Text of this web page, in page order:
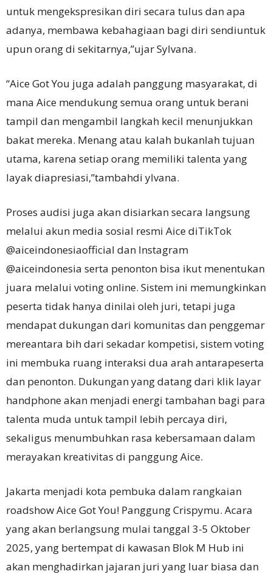
untuk mengekspresikan diri secara tulus dan apa
adanya, membawa kebahagiaan bagi diri sendiuntuk
upun orang di sekitarnya,”ujar Sylvana.
“Aice Got You juga adalah panggung masyarakat, di
mana Aice mendukung semua orang untuk berani
tampil dan mengambil langkah kecil menunjukkan
bakat mereka. Menang atau kalah bukanlah tujuan
utama, karena setiap orang memiliki talenta yang
layak diapresiasi,”tambahdi ylvana.
Proses audisi juga akan disiarkan secara langsung
melalui akun media sosial resmi Aice diTikTok
@aiceindonesiaofficial dan Instagram
@aiceindonesia serta penonton bisa ikut menentukan
juara melalui voting online. Sistem ini memungkinkan
peserta tidak hanya dinilai oleh juri, tetapi juga
mendapat dukungan dari komunitas dan penggemar
mereantara bih dari sekadar kompetisi, sistem voting
ini membuka ruang interaksi dua arah antarapeserta
dan penonton. Dukungan yang datang dari klik layar
handphone akan menjadi energi tambahan bagi para
talenta muda untuk tampil lebih percaya diri,
sekaligus menumbuhkan rasa kebersamaan dalam
merayakan kreativitas di panggung Aice.
Jakarta menjadi kota pembuka dalam rangkaian
roadshow Aice Got You! Panggung Crispymu. Acara
yang akan berlangsung mulai tanggal 3-5 Oktober
2025, yang bertempat di kawasan Blok M Hub ini
akan menghadirkan jajaran juri yang luar biasa dan